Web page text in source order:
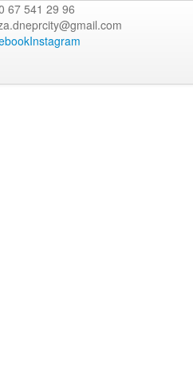
67 541 29 96
Instagram